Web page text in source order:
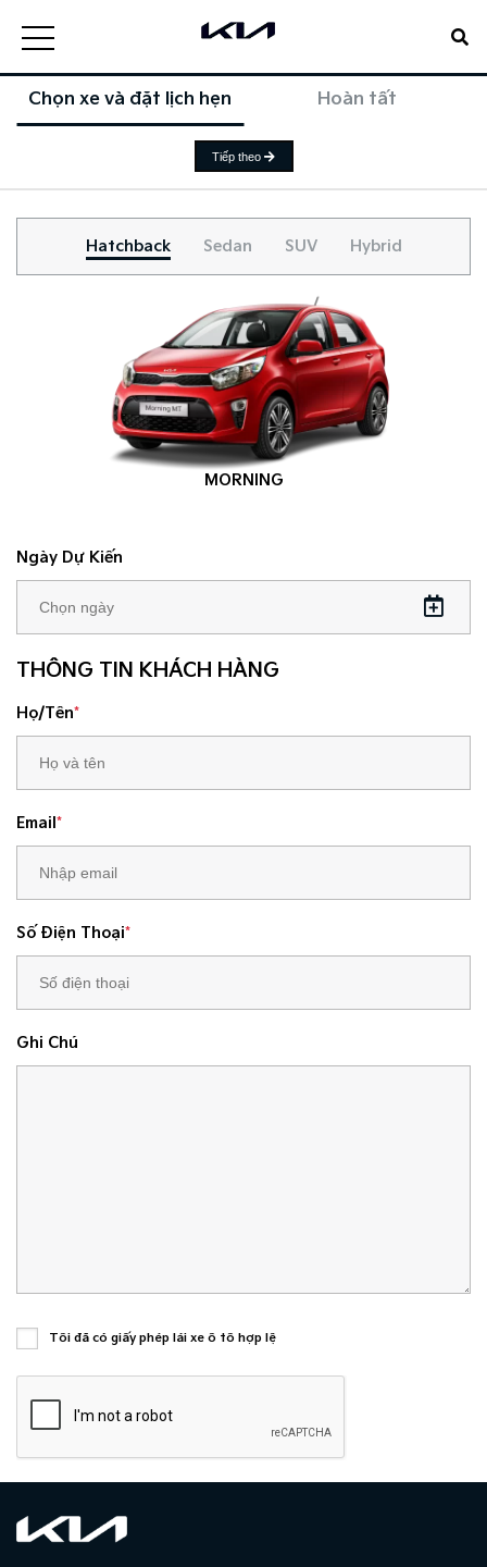
Chọn xe và đặt lịch hẹn Hoàn tất
Tiếp theo
Ngày Dự Kiến
THÔNG TIN KHÁCH HÀNG
Họ/Tên*
Email *
Số Điện Thoại*
Ghi Chú
Tôi đã có giấy phép lái xe ô tô hợp lệ
Hatchback Sedan SUV Hybrid
MORNING